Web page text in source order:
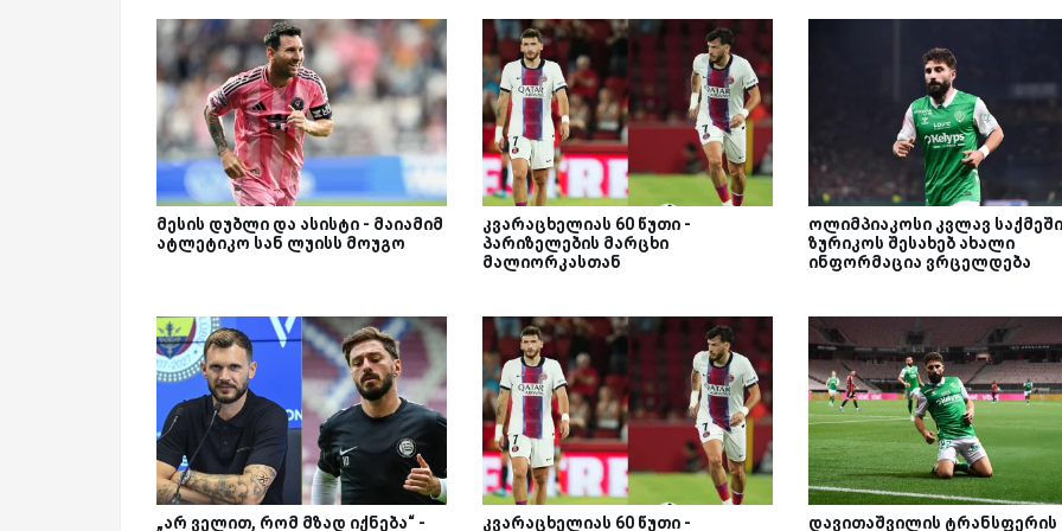
მესის დუბლი და ასისტი - მაიამიმ
ატლეტიკო სან ლუისს მოუგო
კვარაცხელიას 60 წუთი -
პარიზელების მარცხი
მალიორკასთან
ოლიმპიაკოსი კვლავ
ზურიკოს შესახებ ახალი
ინფორმაცია ვრცელდება
„არ ველით, რომ მზად იქნება“ - კვარაცხელიას 60 წუთი - დავითაშვილის ტრანსფერის